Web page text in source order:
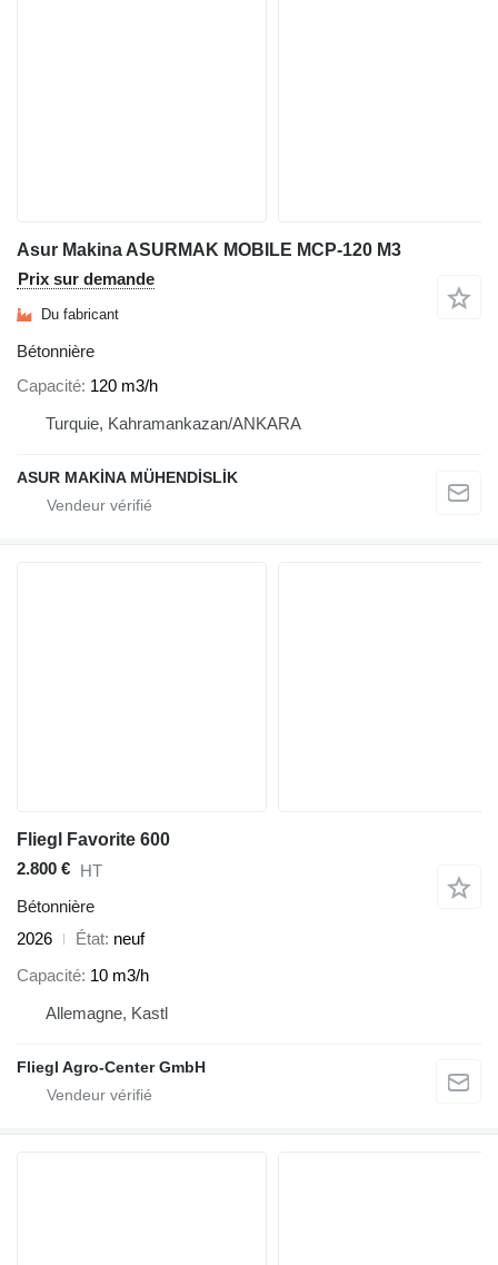
Asur Makina ASURMAK MOBILE MCP-120 M3
Prix sur demande
Du fabricant
Bétonnière
Capacité 120 m3/h
Turquie, Kahramankazan/ANKARA
ASUR MAKİNA MÜHENDİSLİK
Fliegl Favorite 600
2.800 € HT
Bétonnière
2026
État neuf
Capacité 10 m3/h
Allemagne, Kastl
Fliegl Agro-Center GmbH